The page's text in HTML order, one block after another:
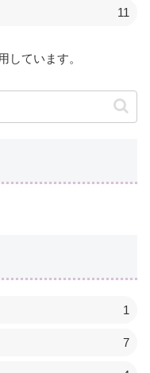
11
しています。
1
7